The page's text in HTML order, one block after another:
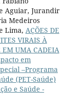
Aguiar, Jurandir
Medeiros
Lima, AÇÕES DE
VIRAIS À
EM UMA CADEIA
em
–Programa
(PET-Saúde)
e Saúde -